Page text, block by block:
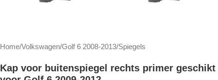
Home/Volkswagen/Golf 6 2008-2013/Spiegels
Kap voor buitenspiegel rechts primer geschikt